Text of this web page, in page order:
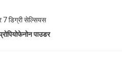
7 डिग्री सेल्सियस
पाउडर